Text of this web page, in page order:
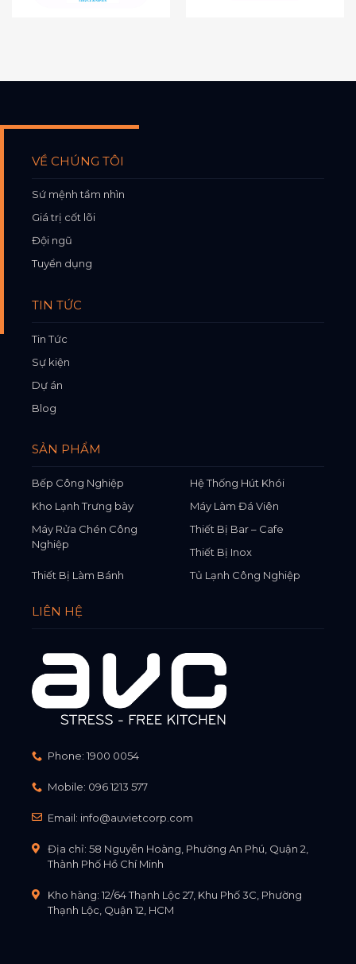
VỀ CHÚNG TÔI
Sứ mệnh tầm nhìn
Giá trị cốt lõi
Đội ngũ
Tuyển dụng
TIN TỨC
Tin Tức
Sự kiện
Dự án
Blog
SẢN PHẨM
Bếp Công Nghiệp
Hệ Thống Hút Khói
Kho Lạnh Trưng bày
Máy Làm Đá Viên
Máy Rửa Chén Công
Nghiệp
Thiết Bị Bar – Cafe
Thiết Bị Inox
Thiết Bị Làm Bánh
Tủ Lạnh Công Nghiệp
LIÊN HỆ
Phone: 1900 0054
Mobile: 096 1213 577
Email: info@auvietcorp.com
Địa chỉ: 58 Nguyễn Hoàng, Phường An Phú, Quận 2,
Thành Phố Hồ Chí Minh
Kho hàng: 12/64 Thạnh Lộc 27, Khu Phố 3C, Phường
Thạnh Lộc, Quận 12, HCM